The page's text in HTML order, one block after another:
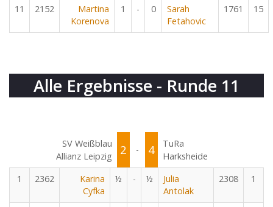
11 2152
Martina
Korenova
1 - 0
Sarah
Fetahovic
1761 15
Alle Ergebnisse - Runde 11
SV Weißblau
Allianz Leipzig
2 - 4
TuRa
Harksheide
1
2362
Karina
Cyfka
½ - ½
Julia
Antolak
2308 1